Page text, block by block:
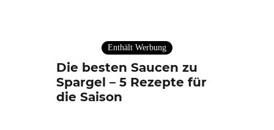
Enthält Werbung
Die besten Saucen zu
Spargel – 5 Rezepte für
die Saison